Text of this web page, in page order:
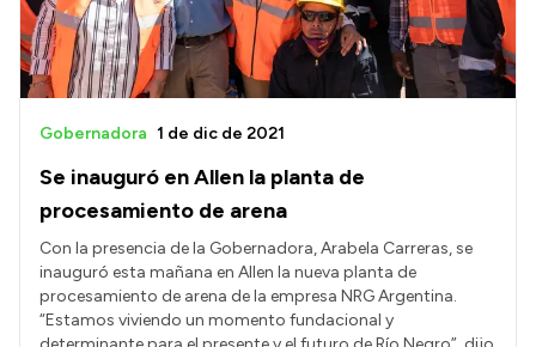
Se inauguró en Allen la planta de
procesamiento de arena
Gobernadora 1 de dic de 2021
Con la presencia de la Gobernadora, Arabela Carreras, se
inauguró esta mañana en Allen la nueva planta de
procesamiento de arena de la empresa NRG Argentina.
“Estamos viviendo un momento fundacional y